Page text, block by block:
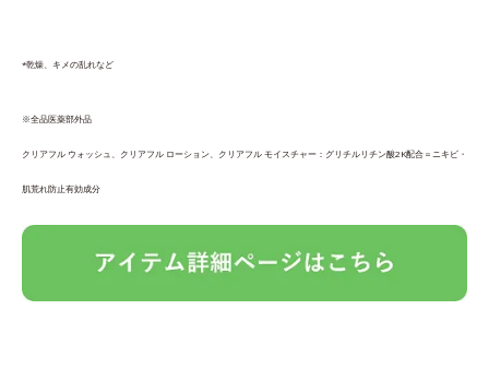
*乾燥、キメの乱れなど
※全品医薬部外品
クリアフル ウォッシュ、​クリアフル ローション、クリアフル モイスチャー：グリチルリチン酸2K配合＝ニキビ・
肌荒れ防止有効成分